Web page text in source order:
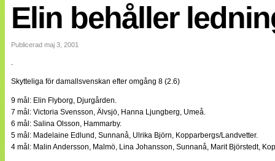
Landslaget
EM 2013
Internationellt
Bildreportage
Lagen
Webb-TV
Cuper
Medlemsbilder
Till klubbkassan
NÄTverket
Split vision
Elin behåller
Publicerad maj 3, 2001
.
Skytteliga för damallsvenskan efter omgång 8 (2.6)
9 mål: Elin Flyborg, Djurgården.
7 mål: Victoria Svensson, Älvsjö, Hanna Ljungberg, Umeå.
6 mål: Salina Olsson, Hammarby.
5 mål: Madelaine Edlund, Sunnanå, Ulrika Björn, Kopparbergs/Landvetter.
4 mål: Malin Andersson, Malmö, Lina Johansson, Sunnanå, Marit Björstedt,